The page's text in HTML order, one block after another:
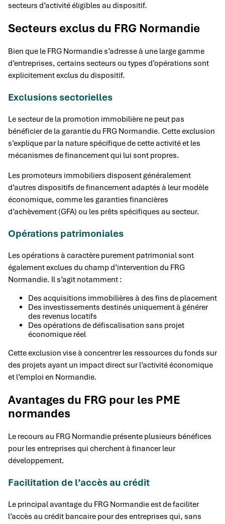
secteurs d’activité éligibles au dispositif.
Secteurs exclus du FRG Normandie
Bien que le FRG Normandie s’adresse à une large gamme
d’entreprises, certains secteurs ou types d’opérations sont
explicitement exclus du dispositif.
Exclusions sectorielles
Le secteur de la promotion immobilière ne peut pas
bénéficier de la garantie du FRG Normandie. Cette exclusion
s’explique par la nature spécifique de cette activité et les
mécanismes de financement qui lui sont propres.
Les promoteurs immobiliers disposent généralement
d’autres dispositifs de financement adaptés à leur modèle
économique, comme les garanties financières
d’achèvement (GFA) ou les prêts spécifiques au secteur.
Opérations patrimoniales
Les opérations à caractère purement patrimonial sont
également exclues du champ d’intervention du FRG
Normandie. Il s’agit notamment :
Des acquisitions immobilières à des fins de placement
Des investissements destinés uniquement à générer
des revenus locatifs
Des opérations de défiscalisation sans projet
économique réel
Cette exclusion vise à concentrer les ressources du fonds sur
des projets ayant un impact direct sur l’activité économique
et l’emploi en Normandie.
Avantages du FRG pour les PME
normandes
Le recours au FRG Normandie présente plusieurs bénéfices
pour les entreprises qui cherchent à financer leur
développement.
Facilitation de l’accès au crédit
Le principal avantage du FRG Normandie est de faciliter
l’accès au crédit bancaire pour des entreprises qui, sans